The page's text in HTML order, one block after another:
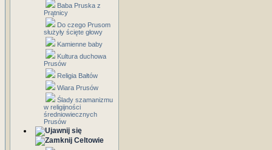
Baba Pruska z
Prątnicy
Do czego Prusom
służyły ścięte głowy
Kamienne baby
Kultura duchowa
Prusów
Religia Bałtów
Wiara Prusów
Ślady szamanizmu
w religijności
średniowiecznych
Prusów
Celtowie